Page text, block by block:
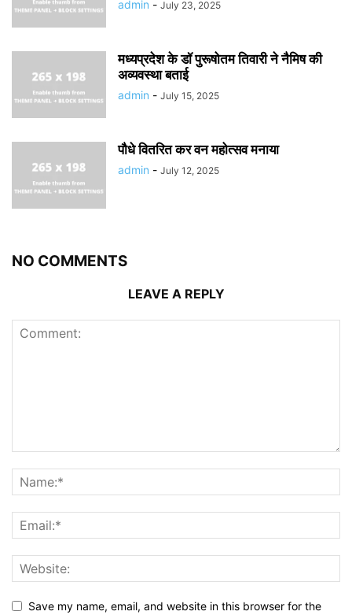
admin - July 23, 2025
मध्यप्रदेश के डॉ पुरूषोतम तिवारी ने नैमिष की
अव्यवस्था बताई
admin - July 15, 2025
पौधे वितरित कर वन महोत्सव मनाया
admin - July 12, 2025
NO COMMENTS
LEAVE A REPLY
Save my name, email, and website in this browser for the